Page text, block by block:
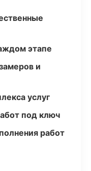
этапе
и
услуг
под ключ
работ